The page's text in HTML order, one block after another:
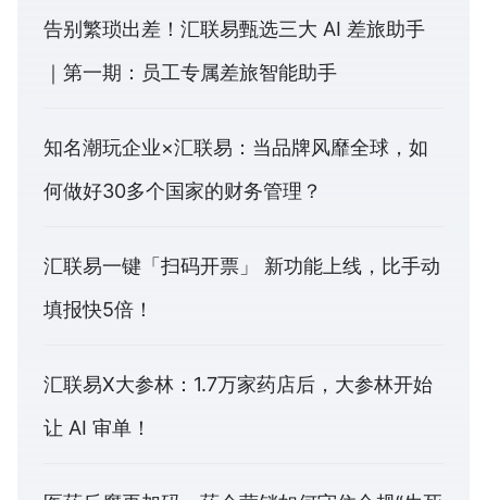
告别繁琐出差！汇联易甄选三大 AI 差旅助手
｜第一期：员工专属差旅智能助手
知名潮玩企业×汇联易：当品牌风靡全球，如
何做好30多个国家的财务管理？
汇联易一键「扫码开票」 新功能上线，比手动
填报快5倍！
汇联易X大参林：1.7万家药店后，大参林开始
让 AI 审单！